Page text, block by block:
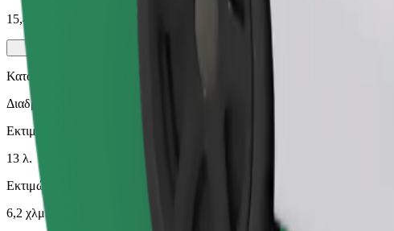
15,40 £
Κατοικίδιο
Διαδρομές για εσάς και το κατοικίδιό σας. Οι σκύλοι πρέπει να φορούν
Εκτιμώμενος χρόνος μετακίνησης
13 λ.
Εκτιμώμενη απόσταση
6,2 χλμ.